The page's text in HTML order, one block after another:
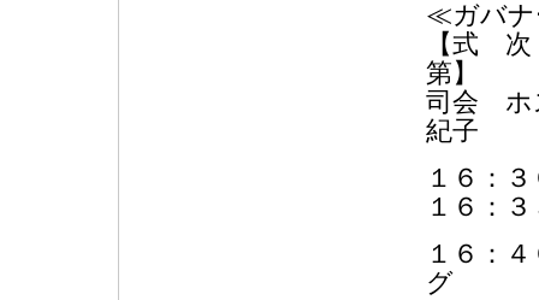
≪ガバナ
【式
司会 ホ
紀子
１６：
１６：
１６：